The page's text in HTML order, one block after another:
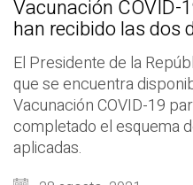
Vacunación COVID-
han recibido las dos
El Presidente de la
que se encuentra
Vacunación COVID-19
completado el esquema
aplicadas.